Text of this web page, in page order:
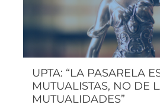
UPTA: “LA PASARELA
MUTUALISTAS, NO DE
MUTUALIDADES”